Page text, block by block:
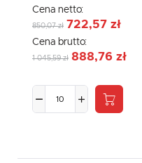
Cena netto:
850,07 zł 722,57 zł
Cena brutto:
1 045,59 zł 888,76 zł